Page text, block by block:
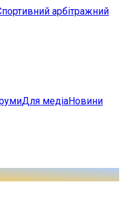
арбітражний
Для медіаНовини